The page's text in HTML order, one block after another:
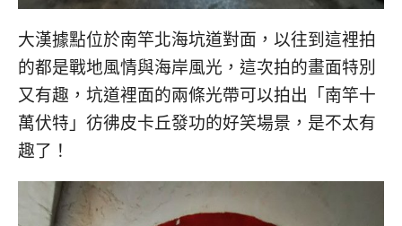
大漢據點位於南竿北海坑道對面，以往到這裡拍
的都是戰地風情與海岸風光，這次拍的畫面特別
又有趣，坑道裡面的兩條光帶可以拍出「南竿十
萬伏特」彷彿皮卡丘發功的好笑場景，是不太有
趣了！